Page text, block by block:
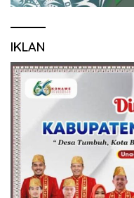
IKLAN